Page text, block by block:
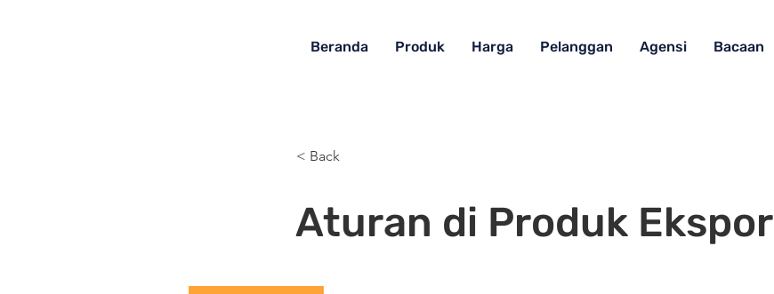
Beranda Produk Harga Pelanggan Agensi Bacaan
< Back
Aturan di Produk Ekspor